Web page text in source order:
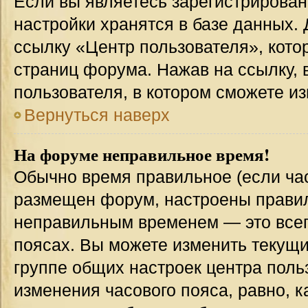
настройки хранятся в базе
ссылку «Центр пользователя»,
страниц форума. Нажав на ссылку,
пользователя, в котором сможете
Вернуться наверх
На форуме неправильное время!
Обычно время правильное (если
размещен форум, настроены
неправильным временем — это
поясах. Вы можете изменить
группе общих настроек центра
изменения часового пояса, равно,